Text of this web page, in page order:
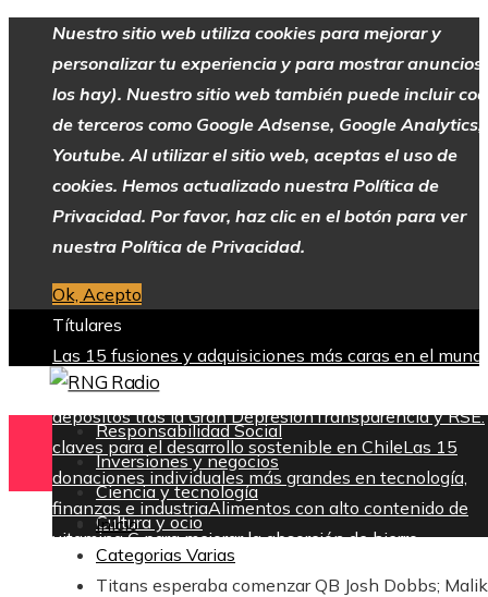
Nuestro sitio web utiliza cookies para mejorar y
personalizar tu experiencia y para mostrar anuncios
los hay). Nuestro sitio web también puede incluir
de terceros como Google Adsense, Google Analytics,
Youtube. Al utilizar el sitio web, aceptas el uso de
cookies. Hemos actualizado nuestra Política de
Privacidad. Por favor, haz clic en el botón para ver
nuestra Política de Privacidad.
Ok, Acepto
Títulares
Las 15 fusiones y adquisiciones más caras en el
empresarialLa creación del sistema federal de
depósitos tras la Gran DepresiónTransparencia y RSE:
claves para el desarrollo sostenible en ChileLas 15
donaciones individuales más grandes en tecnología,
finanzas e industriaAlimentos con alto contenido de
vitamina C para mejorar la absorción de hierro
domingo, agosto 9
Responsabilidad Social
Inversiones y negocios
Ciencia y tecnología
Cultura y ocio
Inicio
Categorias Varias
Titans esperaba comenzar QB Josh Dobbs; Malik